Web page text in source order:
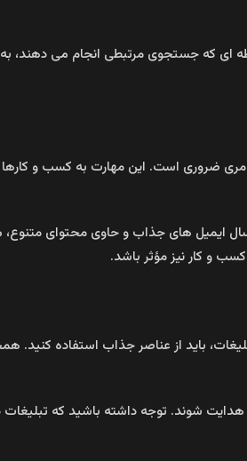
ای که جستجوی مرتبطی انجام می‌
ضروری است. این مهارت به کسب و
ارسال ایمیل‌ های جذاب و حاوی محتوای
و کار نیز مؤثر باشد.
باید از عناصر جذاب استفاده کنید.
شوند. توجه داشته باشید که تبلیغات